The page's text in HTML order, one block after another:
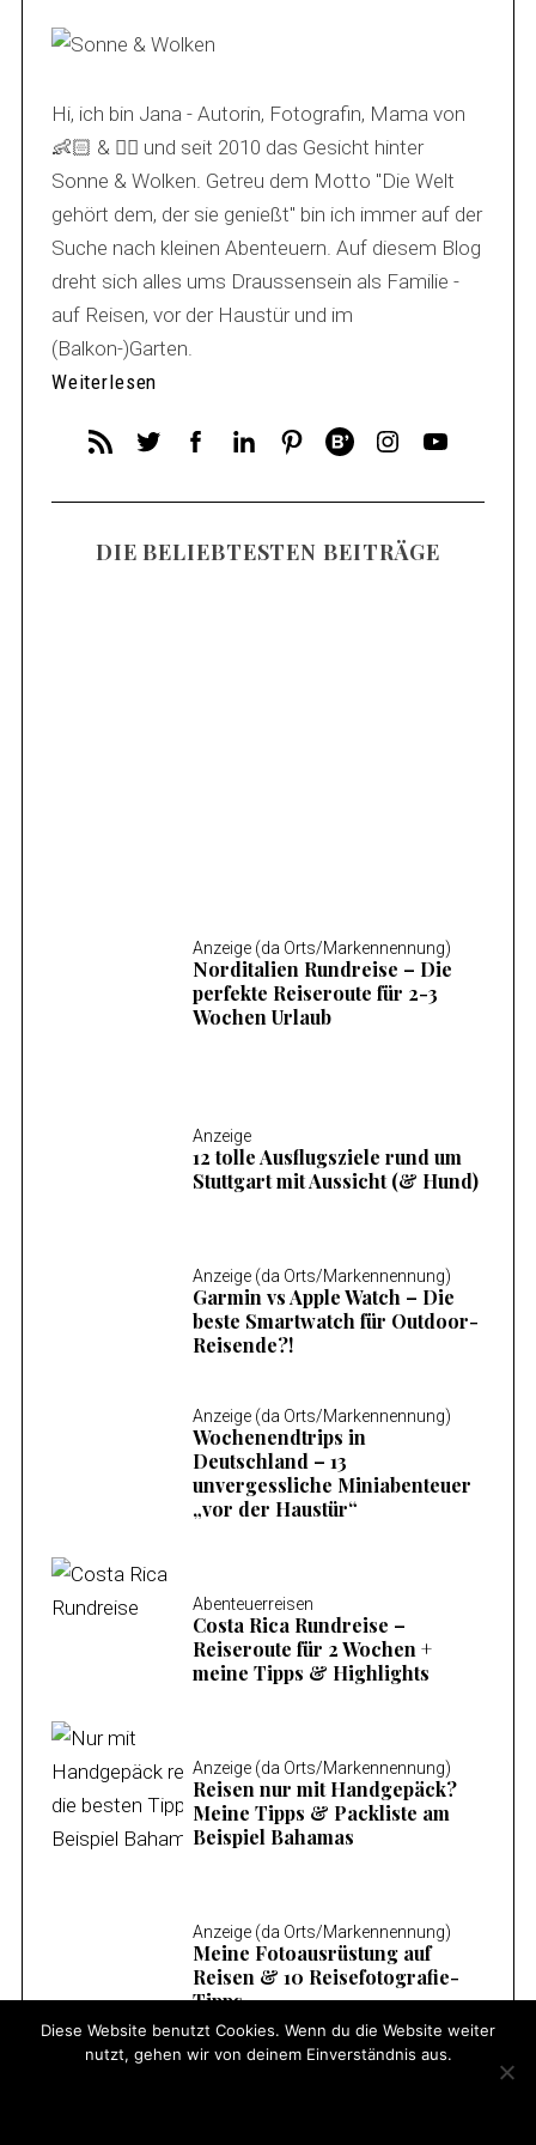
Hi, ich bin Jana - Autorin, Fotografin, Mama von
👶🏻 & 🐕‍🦺 und seit 2010 das Gesicht hinter
Sonne & Wolken. Getreu dem Motto "Die Welt
gehört dem, der sie genießt" bin ich immer auf der
Suche nach kleinen Abenteuern. Auf diesem Blog
dreht sich alles ums Draussensein als Familie -
auf Reisen, vor der Haustür und im
(Balkon-)Garten.
Weiterlesen
DIE BELIEBTESTEN BEITRÄGE
Anzeige (da Orts/Markennennung)
Norditalien Rundreise – Die
perfekte Reiseroute für 2-3
Wochen Urlaub
Anzeige
12 tolle Ausflugsziele rund um
Stuttgart mit Aussicht (& Hund)
Anzeige (da Orts/Markennennung)
Garmin vs Apple Watch – Die
beste Smartwatch für Outdoor-
Reisende?!
Anzeige (da Orts/Markennennung)
Wochenendtrips in
Deutschland – 13
unvergessliche Miniabenteuer
„vor der Haustür“
Abenteuerreisen
Costa Rica Rundreise –
Reiseroute für 2 Wochen +
meine Tipps & Highlights
Anzeige (da Orts/Markennennung)
Reisen nur mit Handgepäck?
Meine Tipps & Packliste am
Beispiel Bahamas
Anzeige (da Orts/Markennennung)
Meine Fotoausrüstung auf
Reisen & 10 Reisefotografie-
Tipps
Diese Website benutzt Cookies. Wenn du die Website weiter
nutzt, gehen wir von deinem Einverständnis aus.